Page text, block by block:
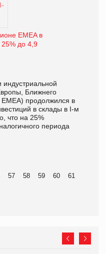
EMEA в
25% до 4,9
индустриальной
Ближнего
продолжился в
в склады в I-м
что на 25%
периода
57 58 59 60
61